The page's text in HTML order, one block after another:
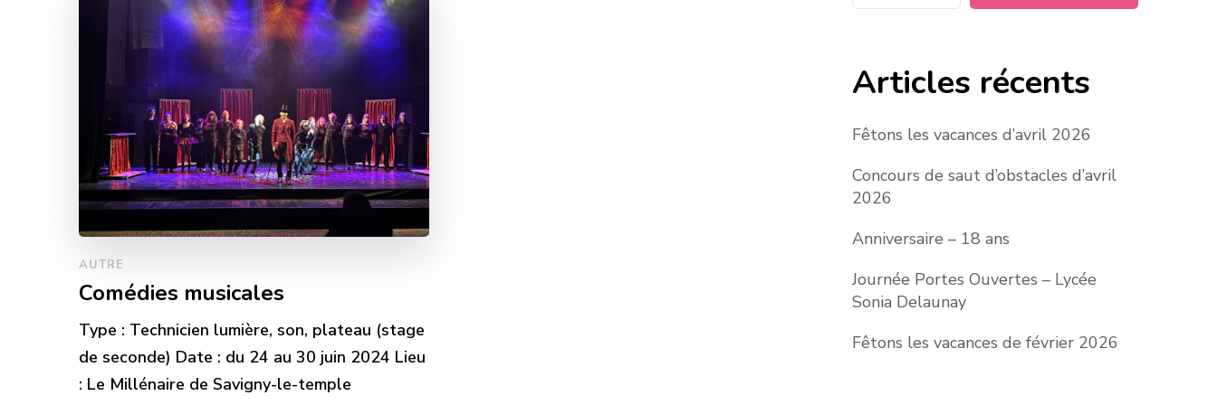
AUTRE
Comédies musicales
Type : Technicien lumière, son, plateau (stage
de seconde) Date : du 24 au 30 juin 2024 Lieu
: Le Millénaire de Savigny-le-temple
Articles récents
Fêtons les vacances d’avril 2026
Concours de saut d’obstacles d’avril
2026
Anniversaire – 18 ans
Journée Portes Ouvertes – Lycée
Sonia Delaunay
Fêtons les vacances de février 2026